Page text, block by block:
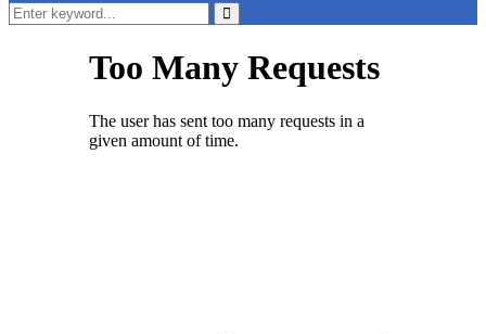
Search
for:
Search